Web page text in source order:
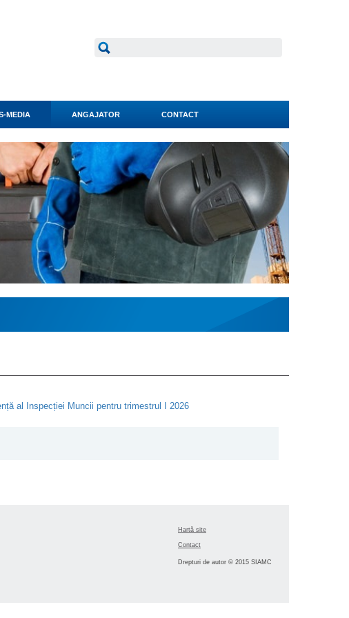
MEDIA ANGAJATOR CONTACT
al Inspecției Muncii pentru trimestrul I 2026
Hartă site
Contact
Drepturi de autor © 2015 SIAMC